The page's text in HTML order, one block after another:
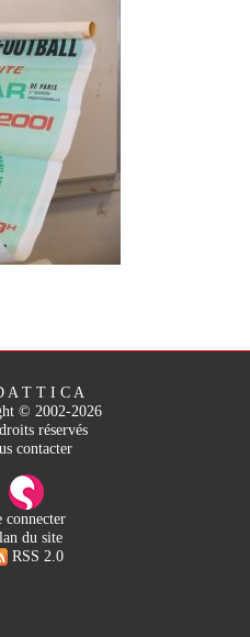
A T T I C A
© 2002-2026
réservés
contacter
connecter
du site
RSS 2.0